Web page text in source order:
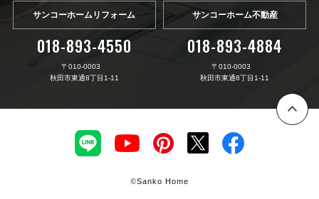
サンコーホームリフォーム
018-893-4550
〒010-0003
秋田市東通8丁目1-11
サンコーホーム不動産
018-893-4884
〒010-0003
秋田市東通8丁目1-11
©Sanko Home